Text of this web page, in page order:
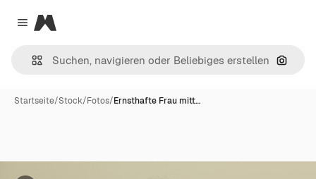
Close menu
Magnific
Nach
Startseite/Stock/Fotos/Ernsthafte Frau mitt…